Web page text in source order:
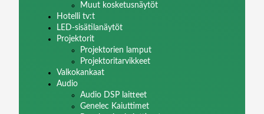
Muut kosketusnäytöt
Hotelli tv:t
LED-sisätilanäytöt
Projektorit
Projektorien lamput
Projektoritarvikkeet
Valkokankaat
Audio
Audio DSP laitteet
Genelec Kaiuttimet